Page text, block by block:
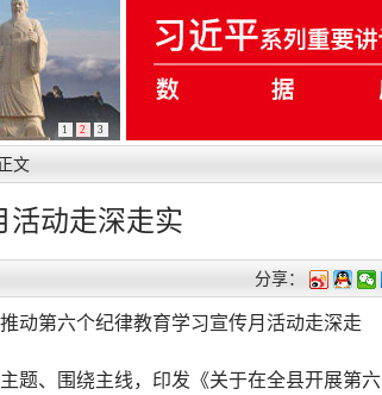
1 2 3
文
活动走深走实
分享：
动第六个纪律教育学习宣传月活动走深走
题、围绕主线，印发《关于在全县开展第六